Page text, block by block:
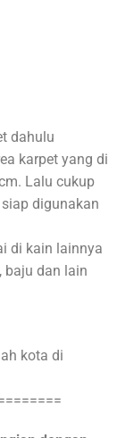
dahulu
karpet yang di
Lalu cukup
digunakan
di kain lainnya
baju dan lain
kota di